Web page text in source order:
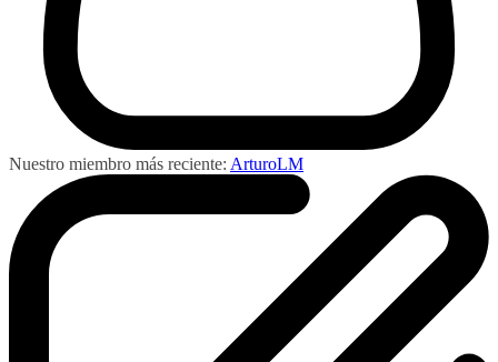
Nuestro miembro más reciente: ArturoLM